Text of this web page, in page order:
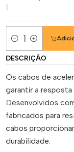
Quantidade
DESCRIÇÃO
Os cabos de
garantir a resposta
Desenvolvidos
fabricados para
cabos
durabilidade.